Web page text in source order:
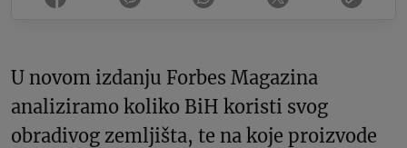
U novom izdanju Forbes Magazina
analiziramo koliko BiH koristi svog
obradivog zemljišta, te na koje proizvode